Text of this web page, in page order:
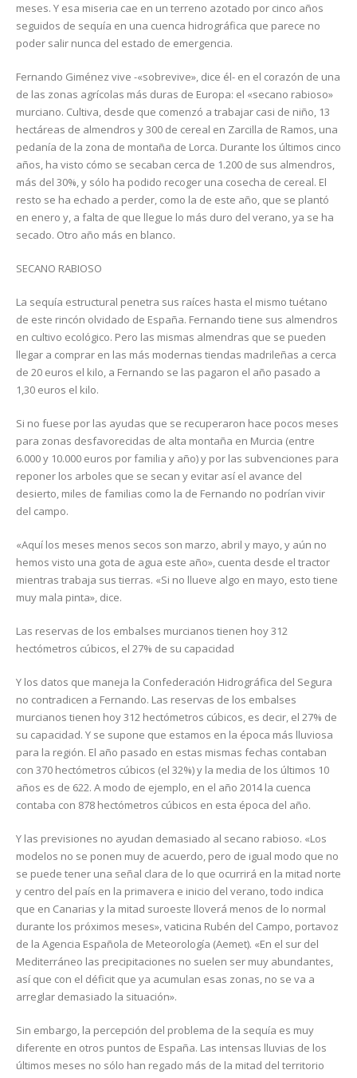
meses. Y esa miseria cae en un terreno azotado por cinco años
seguidos de sequía en una cuenca hidrográfica que parece no
poder salir nunca del estado de emergencia.
Fernando Giménez vive -«sobrevive», dice él- en el corazón de una
de las zonas agrícolas más duras de Europa: el «secano rabioso»
murciano. Cultiva, desde que comenzó a trabajar casi de niño, 13
hectáreas de almendros y 300 de cereal en Zarcilla de Ramos, una
pedanía de la zona de montaña de Lorca. Durante los últimos cinco
años, ha visto cómo se secaban cerca de 1.200 de sus almendros,
más del 30%, y sólo ha podido recoger una cosecha de cereal. El
resto se ha echado a perder, como la de este año, que se plantó
en enero y, a falta de que llegue lo más duro del verano, ya se ha
secado. Otro año más en blanco.
SECANO RABIOSO
La sequía estructural penetra sus raíces hasta el mismo tuétano
de este rincón olvidado de España. Fernando tiene sus almendros
en cultivo ecológico. Pero las mismas almendras que se pueden
llegar a comprar en las más modernas tiendas madrileñas a cerca
de 20 euros el kilo, a Fernando se las pagaron el año pasado a
1,30 euros el kilo.
Si no fuese por las ayudas que se recuperaron hace pocos meses
para zonas desfavorecidas de alta montaña en Murcia (entre
6.000 y 10.000 euros por familia y año) y por las subvenciones para
reponer los arboles que se secan y evitar así el avance del
desierto, miles de familias como la de Fernando no podrían vivir
del campo.
«Aquí los meses menos secos son marzo, abril y mayo, y aún no
hemos visto una gota de agua este año», cuenta desde el tractor
mientras trabaja sus tierras. «Si no llueve algo en mayo, esto tiene
muy mala pinta», dice.
Las reservas de los embalses murcianos tienen hoy 312
hectómetros cúbicos, el 27% de su capacidad
Y los datos que maneja la Confederación Hidrográfica del Segura
no contradicen a Fernando. Las reservas de los embalses
murcianos tienen hoy 312 hectómetros cúbicos, es decir, el 27% de
su capacidad. Y se supone que estamos en la época más lluviosa
para la región. El año pasado en estas mismas fechas contaban
con 370 hectómetros cúbicos (el 32%) y la media de los últimos 10
años es de 622. A modo de ejemplo, en el año 2014 la cuenca
contaba con 878 hectómetros cúbicos en esta época del año.
Y las previsiones no ayudan demasiado al secano rabioso. «Los
modelos no se ponen muy de acuerdo, pero de igual modo que no
se puede tener una señal clara de lo que ocurrirá en la mitad norte
y centro del país en la primavera e inicio del verano, todo indica
que en Canarias y la mitad suroeste lloverá menos de lo normal
durante los próximos meses», vaticina Rubén del Campo, portavoz
de la Agencia Española de Meteorología (Aemet). «En el sur del
Mediterráneo las precipitaciones no suelen ser muy abundantes,
así que con el déficit que ya acumulan esas zonas, no se va a
arreglar demasiado la situación».
Sin embargo, la percepción del problema de la sequía es muy
diferente en otros puntos de España. Las intensas lluvias de los
últimos meses no sólo han regado más de la mitad del territorio